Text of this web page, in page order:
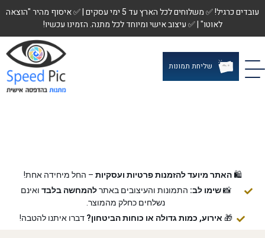
עובדים כרגיל! ✅ משלוחים לכל הארץ עד 5 ימי עסקים | ✅ איסוף מהיר "הוצאה
לאוטו" | ✅ עיצוב אישי ומיוחד לכל מתנה. הזמינו עכשיו!
שליחת תמונות
🛍️האתר מיועד להזמנות פרטיות ועסקיות – החל מיחידה אחת!
📸שימו לב: התמונות והעיצובים באתרלהמחשה בלבד ואינם
נשלחים כחלק מהמוצר.
🎁 אירוע, כמות גדולה או כוחות הביטחון? דברו איתנו להטבה!